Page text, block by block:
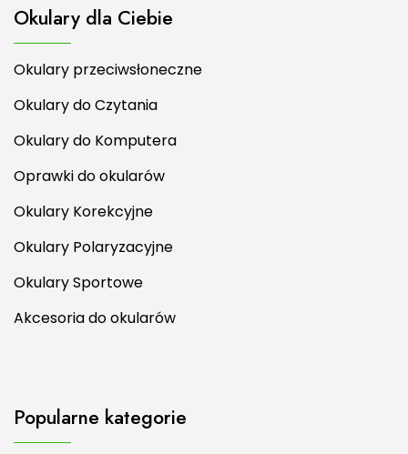
Okulary dla Ciebie
Okulary przeciwsłoneczne
Okulary do Czytania
Okulary do Komputera
Oprawki do okularów
Okulary Korekcyjne
Okulary Polaryzacyjne
Okulary Sportowe
Akcesoria do okularów
Popularne kategorie